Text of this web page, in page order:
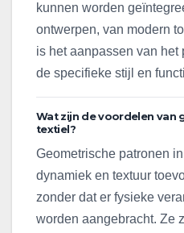
kunnen worden
ontwerpen, van modern
is het aanpassen van het
de specifieke stijl en
Wat zijn de voordelen van
textiel?
Geometrische patronen
dynamiek en textuur
zonder dat er fysieke
worden aangebracht. Ze